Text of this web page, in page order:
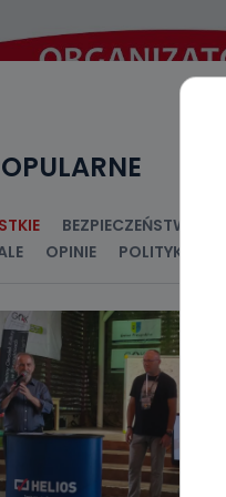
BEZPIECZEŃSTWO
OPINIE POLITYKA